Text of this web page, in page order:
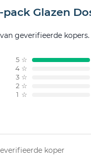
Glazen
geverifieerde
5 ☆
4 ☆
3 ☆
2 ☆
1 ☆
koper